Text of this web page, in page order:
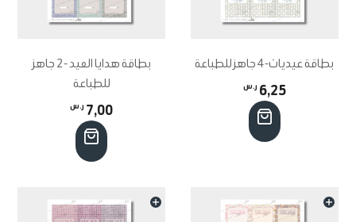
بطاقة عيديات-4 جاهز للطباعة
6,25 ر.س
بطاقة هدايا العيد -2 جاهز
للطباعة
7,00 ر.س